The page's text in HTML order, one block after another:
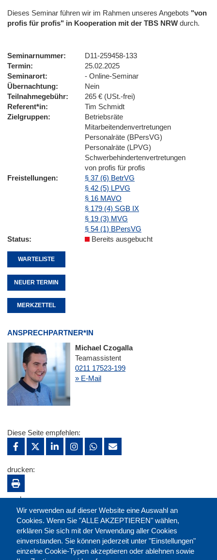
Dieses Seminar führen wir im Rahmen unseres Angebots "von
profis für profis" in Kooperation mit der TBS NRW durch.
Seminarnummer
D11-259458-133
Termin
25.02.2025
Seminarort
- Online-Seminar
Übernachtung
Nein
Teilnahmegebühr
265 € (USt.-frei)
Referent*in
Tim Schmidt
Zielgruppen
Betriebsräte
Mitarbeitendenvertretungen
Personalräte (BPersVG)
Personalräte (LPVG)
Schwerbehindertenvertretungen
von profis für profis
Freistellungen
§ 37 (6) BetrVG
§ 42 (5) LPVG
§ 16 MAVO
§ 179 (4) SGB IX
§ 19 (3) MVG
§ 54 (1) BPersVG
Status
Bereits ausgebucht
WARTELISTE
NEUER TERMIN
MERKZETTEL
ANSPRECHPARTNER*IN
Michael Czogalla
Teamassistent
0211 17523-199
» E-Mail
Wir verwenden auf dieser Website eine Auswahl an
Cookies. Wenn Sie "ALLE AKZEPTIEREN" wählen,
erklären Sie sich mit der Verwendung aller Cookies
einverstanden. Sie können jederzeit unter "Einstellungen"
einzelne Cookie-Typen akzeptieren oder ablehnen sowie
Diese Seite empfehlen:
drucken:
merken: